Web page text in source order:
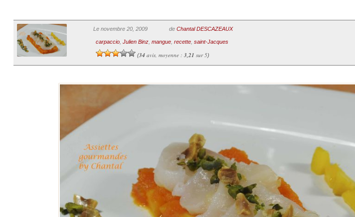
Le novembre 20, 2009 de Chantal DESCAZEAUX
carpaccio, Julien Binz, mangue, recette, saint-Jacques
(34avis, moyenne : 3,21 sur 5)